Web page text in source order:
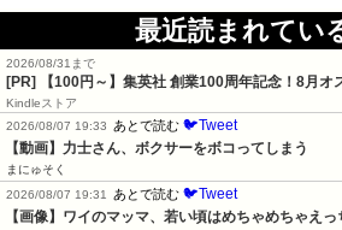
最近読まれてい
2026/08/31まで
[PR] 【100円～】集英社 創業100周年記念！8月オ
Kindleストア
2026/08/07 19:33 あとで読む 🐦Tweet
【動画】力士さん、ボクサーをボコってしまう
まにゅそく
2026/08/07 19:31 あとで読む 🐦Tweet
【画像】ワイのマッマ、若い頃はめちゃめちゃえ